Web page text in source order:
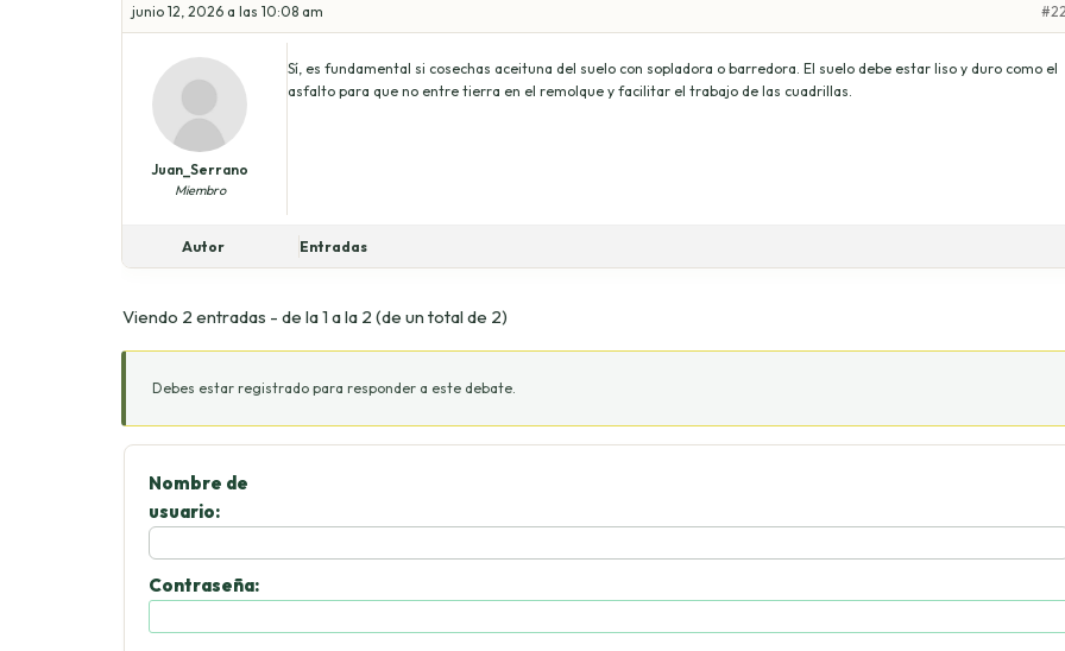
junio 12, 2026 a las 10:08 am
Juan_Serrano
Miembro
Sí, es fundamental si cosechas aceituna del suelo con sopladora o barredora. El suelo debe estar liso y duro como el
asfalto para que no entre tierra en el remolque y facilitar el trabajo de las cuadrillas.
Autor Entradas
Viendo 2 entradas - de la 1 a la 2 (de un total de 2)
Debes estar registrado para responder a este debate.
Nombre de
usuario:
Contraseña: